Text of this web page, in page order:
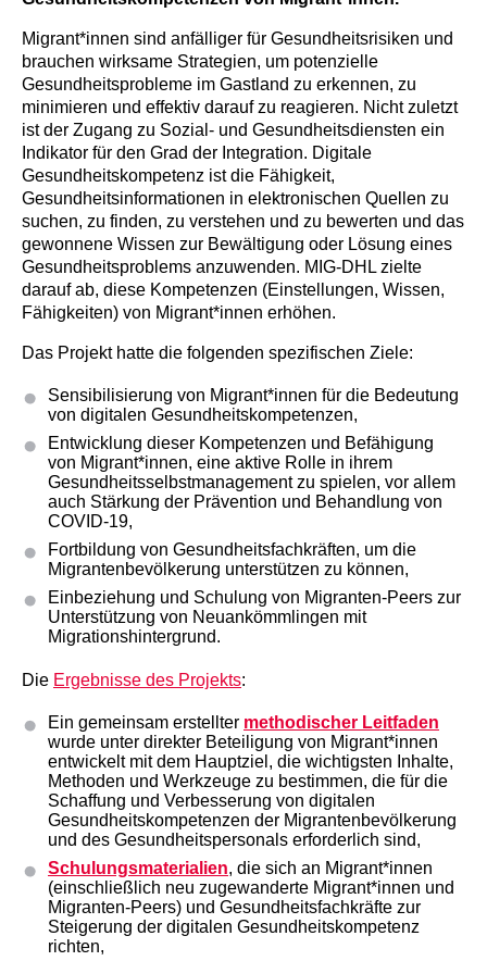
Migrant*innen sind anfälliger für Gesundheitsrisiken und
brauchen wirksame Strategien, um potenzielle
Gesundheitsprobleme im Gastland zu erkennen, zu
minimieren und effektiv darauf zu reagieren. Nicht zuletzt
ist der Zugang zu Sozial- und Gesundheitsdiensten ein
Indikator für den Grad der Integration. Digitale
Gesundheitskompetenz ist die Fähigkeit,
Gesundheitsinformationen in elektronischen Quellen zu
suchen, zu finden, zu verstehen und zu bewerten und das
gewonnene Wissen zur Bewältigung oder Lösung eines
Gesundheitsproblems anzuwenden. MIG-DHL zielte
darauf ab, diese Kompetenzen (Einstellungen, Wissen,
Fähigkeiten) von Migrant*innen erhöhen.
Das Projekt hatte die folgenden spezifischen Ziele:
Sensibilisierung von Migrant*innen für die Bedeutung
von digitalen Gesundheitskompetenzen,
Entwicklung dieser Kompetenzen und Befähigung
von Migrant*innen, eine aktive Rolle in ihrem
Gesundheitsselbstmanagement zu spielen, vor allem
auch Stärkung der Prävention und Behandlung von
COVID-19,
Fortbildung von Gesundheitsfachkräften, um die
Migrantenbevölkerung unterstützen zu können,
Einbeziehung und Schulung von Migranten-Peers zur
Unterstützung von Neuankömmlingen mit
Migrationshintergrund.
Die Ergebnisse des Projekts:
Ein gemeinsam erstellter methodischer Leitfaden
wurde unter direkter Beteiligung von Migrant*innen
entwickelt mit dem Hauptziel, die wichtigsten Inhalte,
Methoden und Werkzeuge zu bestimmen, die für die
Schaffung und Verbesserung von digitalen
Gesundheitskompetenzen der Migrantenbevölkerung
und des Gesundheitspersonals erforderlich sind,
Schulungsmaterialien, die sich an Migrant*innen
(einschließlich neu zugewanderte Migrant*innen und
Migranten-Peers) und Gesundheitsfachkräfte zur
Steigerung der digitalen Gesundheitskompetenz
richten,